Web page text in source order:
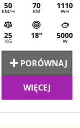
50
KM/H
70
KM
1110
WH
25
KG
18" 5000
W
PORÓWNAJ
WIĘCEJ